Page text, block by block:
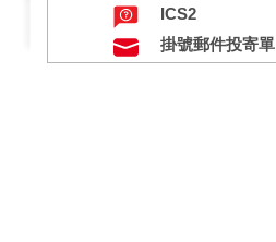
ICS2
掛號郵件投寄單